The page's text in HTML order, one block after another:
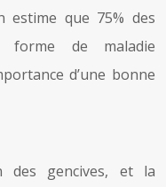
estime que 75% des
forme de maladie
d’une bonne
des gencives, et la